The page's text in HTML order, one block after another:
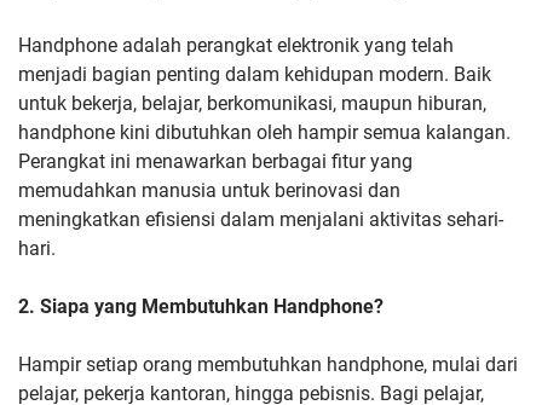
Handphone adalah perangkat elektronik yang telah
menjadi bagian penting dalam kehidupan modern. Baik
untuk bekerja, belajar, berkomunikasi, maupun hiburan,
handphone kini dibutuhkan oleh hampir semua kalangan.
Perangkat ini menawarkan berbagai fitur yang
memudahkan manusia untuk berinovasi dan
meningkatkan efisiensi dalam menjalani aktivitas sehari-
hari.
2. Siapa yang Membutuhkan Handphone?
Hampir setiap orang membutuhkan handphone, mulai dari
pelajar, pekerja kantoran, hingga pebisnis. Bagi pelajar,